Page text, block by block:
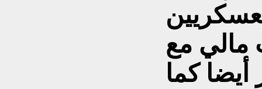
مالي مع
كما